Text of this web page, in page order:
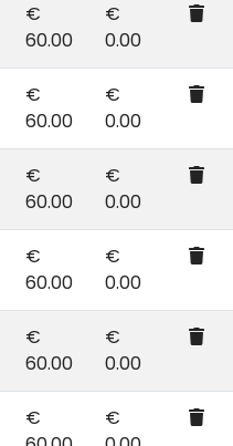
€
60.00
€
0.00
€
60.00
€
0.00
€
60.00
€
0.00
€
60.00
€
0.00
€
60.00
€
0.00
€
€